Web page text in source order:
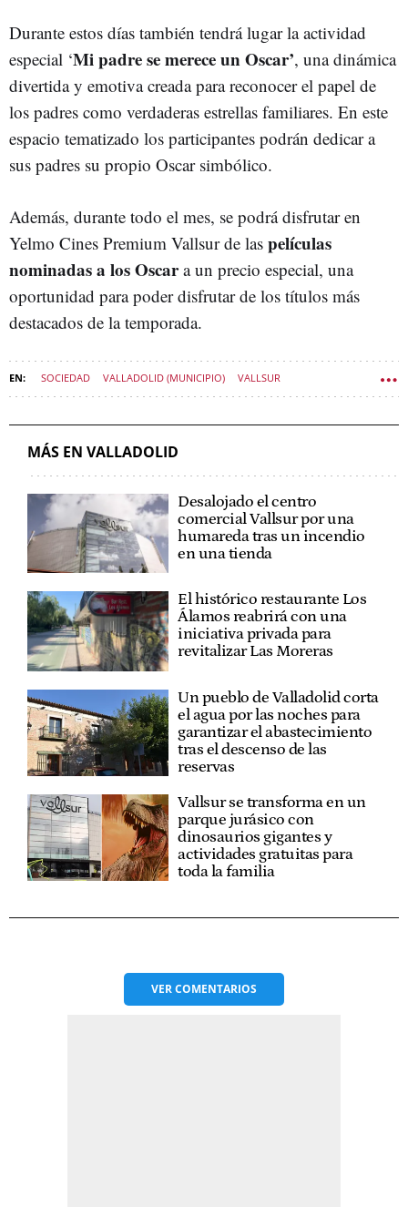
Durante estos días también tendrá lugar la actividad
especial ‘Mi padre se merece un Oscar’, una dinámica
divertida y emotiva creada para reconocer el papel de
los padres como verdaderas estrellas familiares. En este
espacio tematizado los participantes podrán dedicar a
sus padres su propio Oscar simbólico.
Además, durante todo el mes, se podrá disfrutar en
Yelmo Cines Premium Vallsur de las películas
nominadas a los Oscara un precio especial, una
oportunidad para poder disfrutar de los títulos más
destacados de la temporada.
SOCIEDAD VALLADOLID (MUNICIPIO) VALLSUR
MÁS EN VALLADOLID
Desalojado el centro
comercial Vallsur por una
humareda tras un incendio
en una tienda
El histórico restaurante Los
Álamos reabrirá con una
iniciativa privada para
revitalizar Las Moreras
Un pueblo de Valladolid corta
el agua por las noches para
garantizar el abastecimiento
tras el descenso de las
reservas
Vallsur se transforma en un
parque jurásico con
dinosaurios gigantes y
actividades gratuitas para
toda la familia
VERCOMENTARIOS